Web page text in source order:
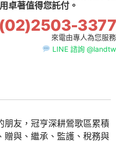
卓著值得您託付。
(02)2503-3377
來電由專人為您服務
LINE 諮詢 @landtw
朋友，冠亨深耕鶯歌區累積
贈與、繼承、監護、稅務與